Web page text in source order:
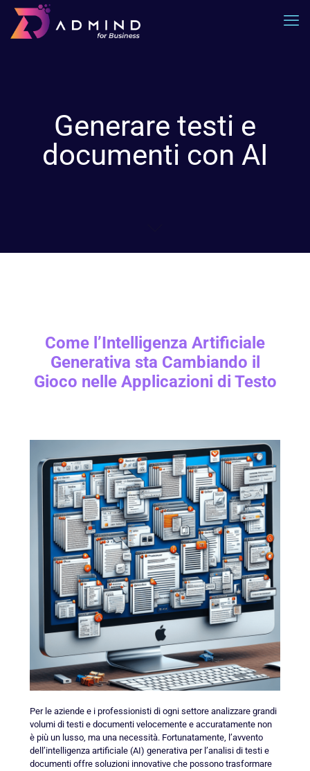
Generare testi e
documenti con AI
Come l’Intelligenza Artificiale
Generativa sta Cambiando il
Gioco nelle Applicazioni di Testo
Per le aziende e i professionisti di ogni settore analizzare grandi
volumi di testi e documenti velocemente e accuratamente non
è più un lusso, ma una necessità. Fortunatamente, l’avvento
dell’intelligenza artificiale (AI) generativa per l’analisi di testi e
documenti offre soluzioni innovative che possono trasformare